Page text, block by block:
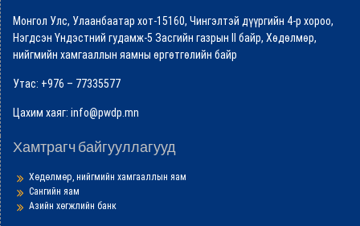
Монгол Улс, Улаанбаатар хот-15160, Чингэлтэй дүүргийн 4-р хороо,
Нэгдсэн Үндэстний гудамж-5 Засгийн газрын II байр, Хөдөлмөр,
нийгмийн хамгааллын яамны өргөтгөлийн байр
Утас: +976 – 77335577
Цахим хаяг: info@pwdp.mn
Хамтрагч байгууллагууд
Хөдөлмөр, нийгмийн хамгааллын яам
Сангийн яам
Азийн хөгжлийн банк